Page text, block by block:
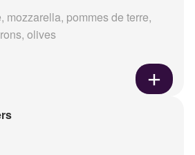
mozzarella, pommes de terre,
olives